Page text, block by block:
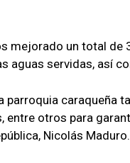
mejorado un total
aguas servidas, así
parroquia caraqueña
entre otros para
Nicolás Maduro.